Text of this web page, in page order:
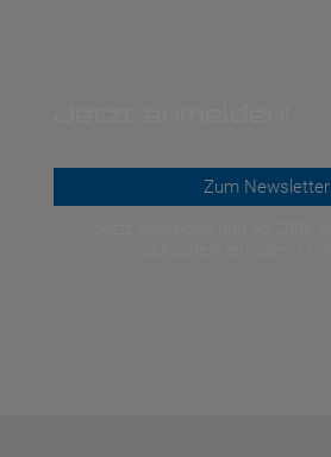
Zum Newsletter